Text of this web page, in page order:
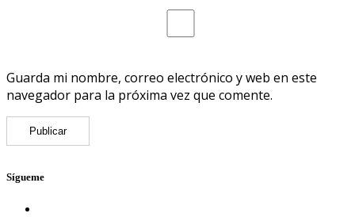
Guarda mi nombre, correo electrónico y web en este
navegador para la próxima vez que comente.
Sígueme